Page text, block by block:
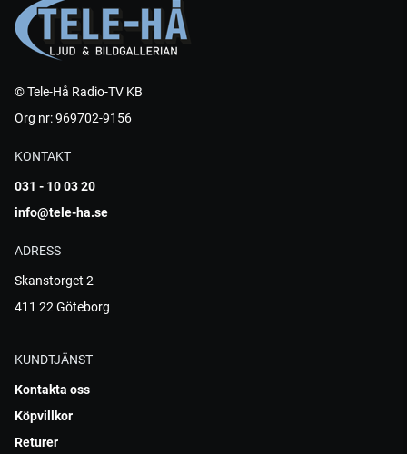
© Tele-Hå Radio-TV KB
Org nr: 969702-9156
KONTAKT
031 - 10 03 20
info@tele-ha.se
ADRESS
Skanstorget 2
411 22 Göteborg
KUNDTJÄNST
Kontakta oss
Köpvillkor
Returer